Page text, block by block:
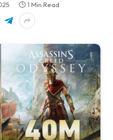
1 Min Read